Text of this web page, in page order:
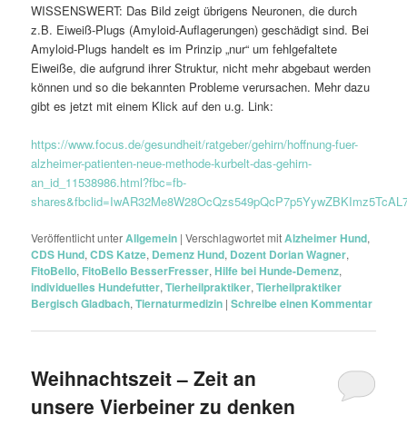
WISSENSWERT: Das Bild zeigt übrigens Neuronen, die durch
z.B. Eiweiß-Plugs (Amyloid-Auflagerungen) geschädigt sind. Bei
Amyloid-Plugs handelt es im Prinzip „nur“ um fehlgefaltete
Eiweiße, die aufgrund ihrer Struktur, nicht mehr abgebaut werden
können und so die bekannten Probleme verursachen. Mehr dazu
gibt es jetzt mit einem Klick auf den u.g. Link:
https://www.focus.de/gesundheit/ratgeber/gehirn/hoffnung-fuer-
alzheimer-patienten-neue-methode-kurbelt-das-gehirn-
an_id_11538986.html?fbc=fb-
Veröffentlicht unterAllgemein |Verschlagwortet mitAlzheimer Hund,
CDS Hund,CDS Katze, Demenz Hund, Dozent Dorian Wagner,
FitoBello, FitoBello BesserFresser,Hilfe bei Hunde-Demenz,
individuelles Hundefutter,Tierheilpraktiker,Tierheilpraktiker
Bergisch Gladbach,Tiernaturmedizin |Schreibe einen Kommentar
Weihnachtszeit – Zeit an
unsere Vierbeiner zu denken